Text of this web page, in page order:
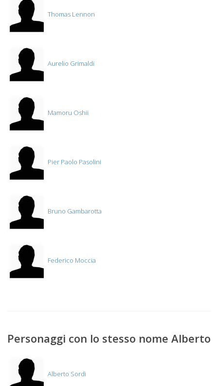
Thomas Lennon
Aurelio Grimaldi
Mamoru Oshii
Pier Paolo Pasolini
Bruno Gambarotta
Federico Moccia
Personaggi con lo stesso nome Alberto
Alberto Sordi